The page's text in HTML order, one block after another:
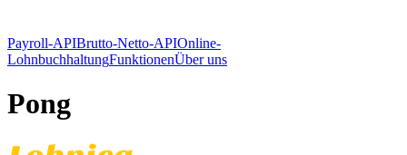
Payroll-APIBrutto-Netto-APIOnline-
LohnbuchhaltungFunktionenÜber uns
Pong